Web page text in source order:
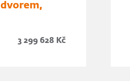
3 299 628 Kč